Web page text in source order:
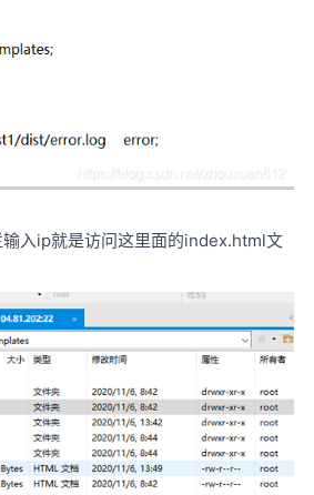
入ip就是访问这里面的index.html文